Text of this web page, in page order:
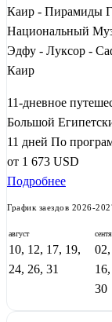
Каир - Пирамиды
Национальный
Эдфу - Луксор -
Каир
11-дневное
Большой
11 дней По
от 1 673 USD
Подробнее
График заездов 2026-
август
10, 12, 17, 19,
24, 26, 31
30